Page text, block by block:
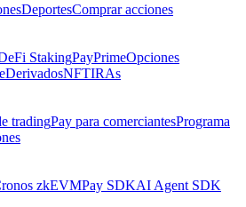
DeportesComprar acciones
StakingPayPrimeOpciones
DerivadosNFTIRAs
tradingPay para comerciantesPrograma
zkEVMPay SDKAI Agent SDK